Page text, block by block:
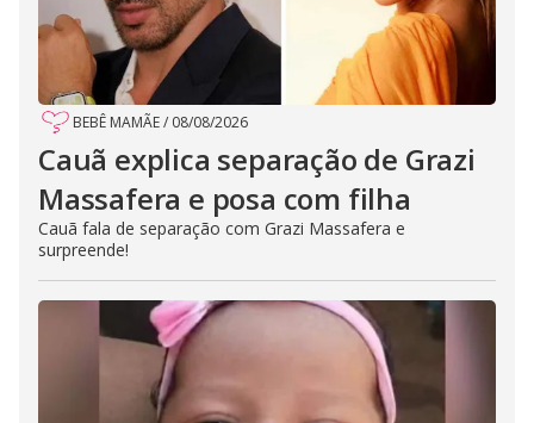
BEBÊ MAMÃE/ 08/08/2026
Cauã explica separação de Grazi
Massafera e posa com filha
Cauã fala de separação com Grazi Massafera e
surpreende!